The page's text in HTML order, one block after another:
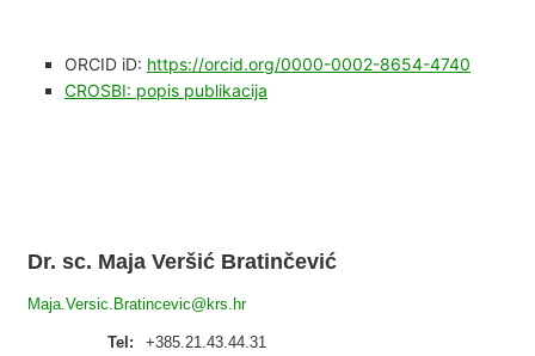
Dr. sc. Maja Veršić Bratinčević
Maja.Versic.Bratincevic@krs.hr
Tel: +385.21.43.44.31
ORCID iD: https://orcid.org/0000-0002-8654-4740
CROSBI: popis publikacija